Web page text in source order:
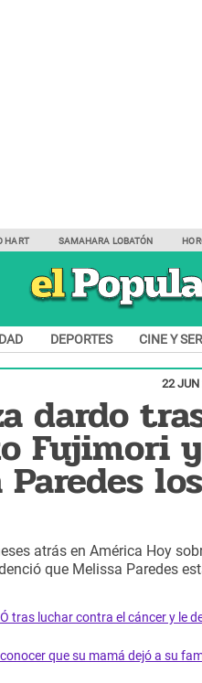
HART SAMAHARA LOBATÓN
DEPORTES CINE Y
22 JUN
dardo
Fujimori y
los
atrás en América Hoy
que Melissa Paredes
tras luchar contra el cáncer y le
que su mamá dejó a su